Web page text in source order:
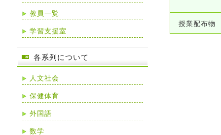
授業配布物
教員一覧
学習支援室
各系列について
人文社会
保健体育
外国語
数学